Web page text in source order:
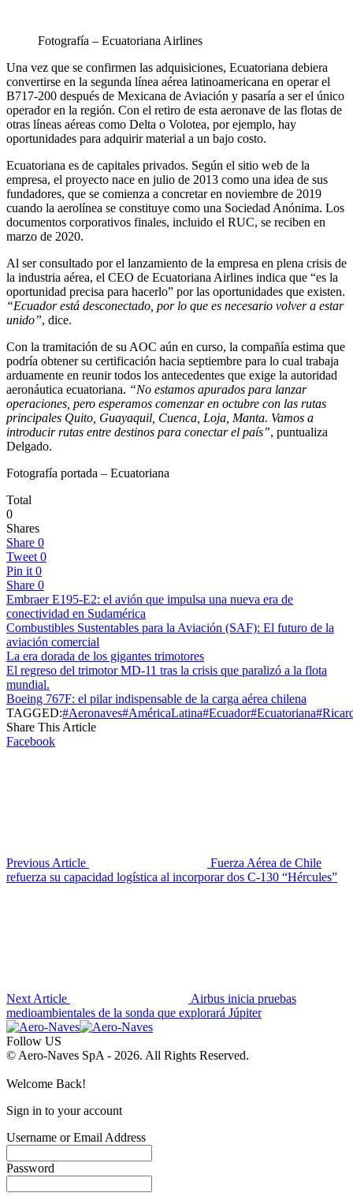
Fotografía – Ecuatoriana Airlines
Una vez que se confirmen las adquisiciones, Ecuatoriana debiera
convertirse en la segunda línea aérea latinoamericana en operar el
B717-200 después de Mexicana de Aviación y pasaría a ser el único
operador en la región. Con el retiro de esta aeronave de las flotas de
otras líneas aéreas como Delta o Volotea, por ejemplo, hay
oportunidades para adquirir material a un bajo costo.
Ecuatoriana es de capitales privados. Según el sitio web de la
empresa, el proyecto nace en julio de 2013 como una idea de sus
fundadores, que se comienza a concretar en noviembre de 2019
cuando la aerolínea se constituye como una Sociedad Anónima. Los
documentos corporativos finales, incluido el RUC, se reciben en
marzo de 2020.
Al ser consultado por el lanzamiento de la empresa en plena crisis de
la industria aérea, el CEO de Ecuatoriana Airlines indica que “es la
oportunidad precisa para hacerlo” por las oportunidades que existen.
“Ecuador está desconectado, por lo que es necesario volver a estar
unido”, dice.
Con la tramitación de su AOC aún en curso, la compañía estima que
podría obtener su certificación hacia septiembre para lo cual trabaja
arduamente en reunir todos los antecedentes que exige la autoridad
aeronáutica ecuatoriana. “No estamos apurados para lanzar
operaciones, pero esperamos comenzar en octubre con las rutas
principales Quito, Guayaquil, Cuenca, Loja, Manta. Vamos a
introducir rutas entre destinos para conectar el país”, puntualiza
Delgado.
Fotografía portada – Ecuatoriana
Total
0
Shares
Share 0
Tweet 0
Pin it 0
Share 0
Embraer E195-E2: el avión que impulsa una nueva era de
conectividad en Sudamérica
Combustibles Sustentables para la Aviación (SAF): El futuro de la
aviación comercial
La era dorada de los gigantes trimotores
El regreso del trimotor MD-11 tras la crisis que paralizó a la flota
mundial.
Boeing 767F: el pilar indispensable de la carga aérea chilena
TAGGED:#Aeronaves#AméricaLatina#Ecuador#Ecuatoriana
Share This Article
Facebook
Previous Article
Fuerza Aérea de Chile
refuerza su capacidad logística al incorporar dos C-130 “Hércules”
Next Article
Airbus inicia pruebas
medioambientales de la sonda que explorará Júpiter
Follow US
© Aero-Naves SpA - 2026. All Rights Reserved.
Welcome Back!
Sign in to your account
Username or Email Address
Password